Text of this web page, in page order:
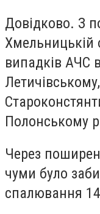
Довідково. З
Хмельницькій
випадків АЧС
Полонському
Через
чуми було
спалювання